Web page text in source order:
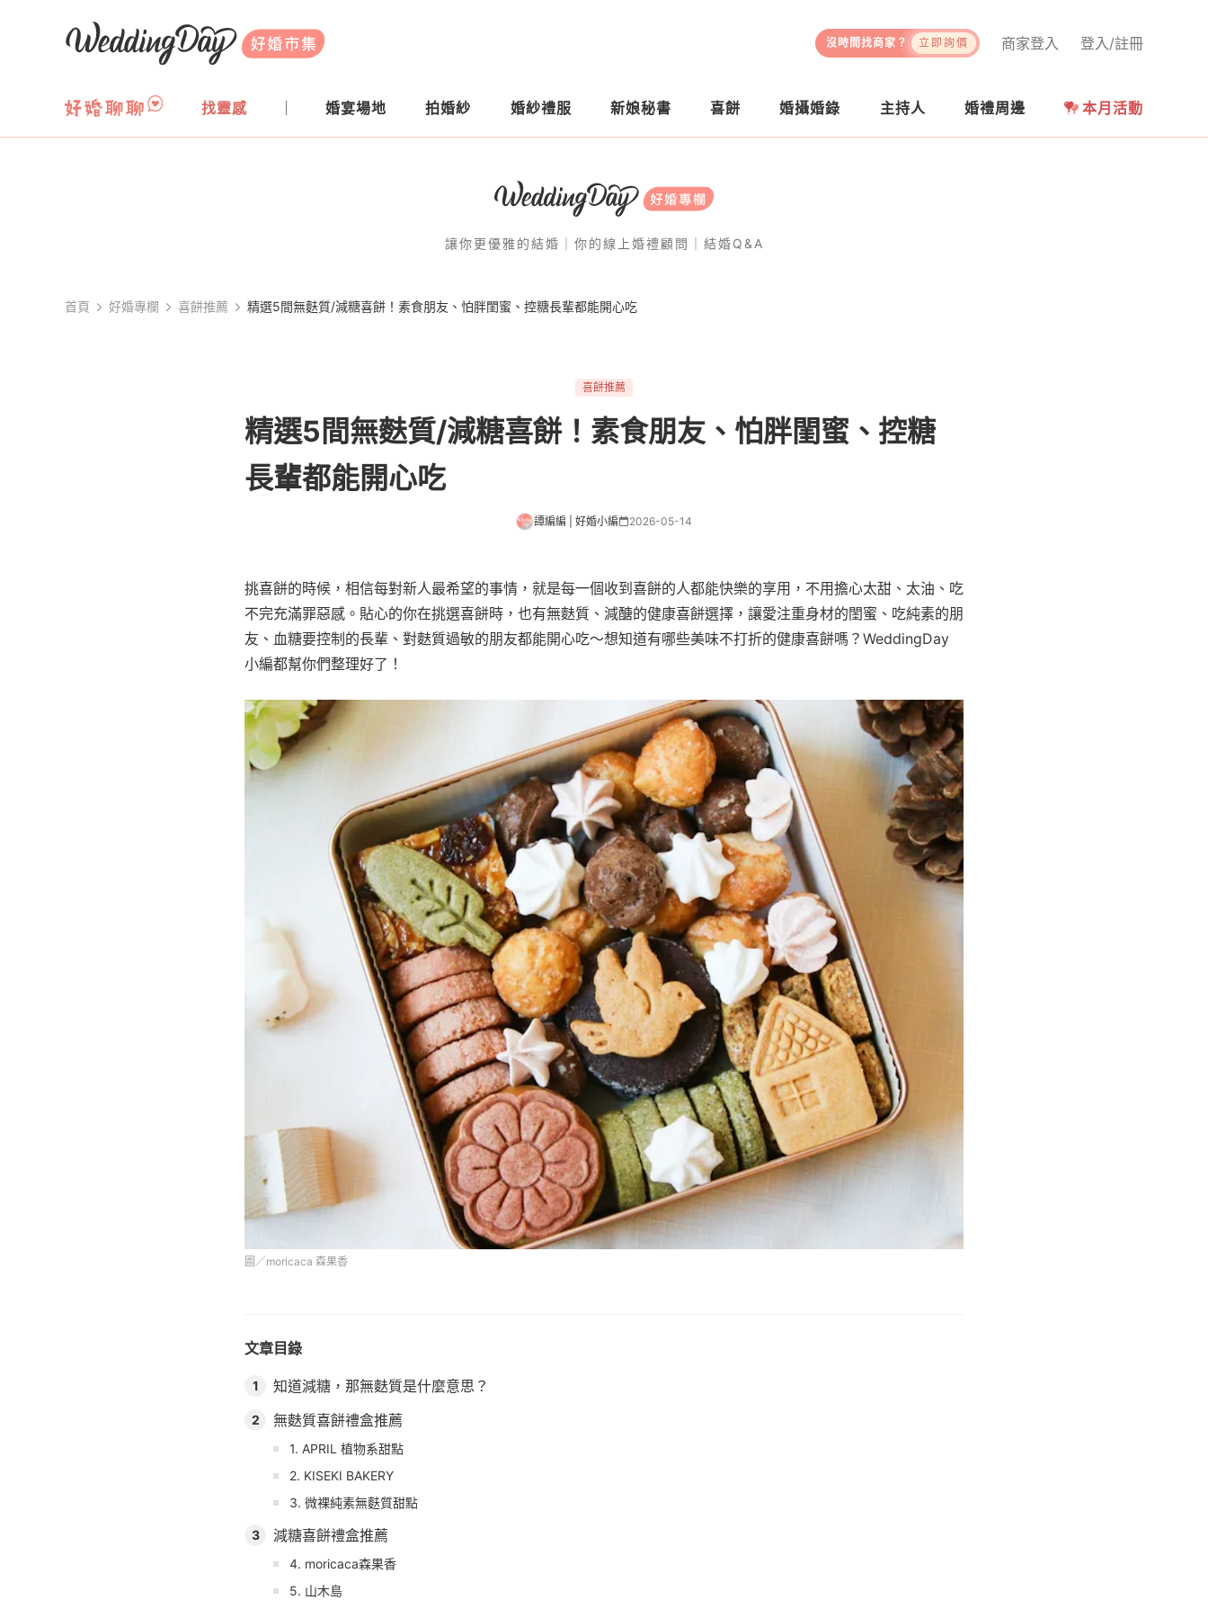
WeddingDay 好婚市集
登入/註冊
商家登入
沒時間找商家？ 立即詢價
找靈感 婚宴場地 拍婚紗 婚紗禮服 新娘秘書 喜餅 婚攝婚錄 主持人 婚禮周邊 本月活動
讓你更優雅的結婚｜你的線上婚禮顧問｜結婚Q&A
首頁 好婚專欄 喜餅推薦 精選5間無麩質/減糖喜餅！素食朋友、怕胖閨蜜、控糖長輩都能開心吃
喜餅推薦
精選5間無麩質/減糖喜餅！素食朋友、怕胖閨蜜、控糖
長輩都能開心吃
譚編編 | 好婚小編 2026-05-14
挑喜餅的時候，相信每對新人最希望的事情，就是每一個收到喜餅的人都能快樂的享用，不用擔心太甜、太油、吃
不完充滿罪惡感。貼心的你在挑選喜餅時，也有無麩質、減醣的健康喜餅選擇，讓愛注重身材的閨蜜、吃純素的朋
友、血糖要控制的長輩、對麩質過敏的朋友都能開心吃～想知道有哪些美味不打折的健康喜餅嗎？WeddingDay
小編都幫你們整理好了！
圖／moricaca 森果香
文章目錄
1 知道減糖，那無麩質是什麼意思？
2 無麩質喜餅禮盒推薦
1. APRIL 植物系甜點
2. KISEKI BAKERY
3. 微裸純素無麩質甜點
3 減糖喜餅禮盒推薦
4. moricaca森果香
5. 山木島